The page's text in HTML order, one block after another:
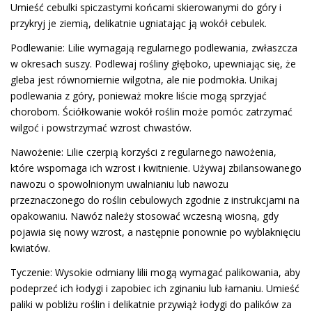
Umieść cebulki spiczastymi końcami skierowanymi do góry i
przykryj je ziemią, delikatnie ugniatając ją wokół cebulek.
Podlewanie: Lilie wymagają regularnego podlewania, zwłaszcza
w okresach suszy. Podlewaj rośliny głęboko, upewniając się, że
gleba jest równomiernie wilgotna, ale nie podmokła. Unikaj
podlewania z góry, ponieważ mokre liście mogą sprzyjać
chorobom. Ściółkowanie wokół roślin może pomóc zatrzymać
wilgoć i powstrzymać wzrost chwastów.
Nawożenie: Lilie czerpią korzyści z regularnego nawożenia,
które wspomaga ich wzrost i kwitnienie. Używaj zbilansowanego
nawozu o spowolnionym uwalnianiu lub nawozu
przeznaczonego do roślin cebulowych zgodnie z instrukcjami na
opakowaniu. Nawóz należy stosować wczesną wiosną, gdy
pojawia się nowy wzrost, a następnie ponownie po wyblaknięciu
kwiatów.
Tyczenie: Wysokie odmiany lilii mogą wymagać palikowania, aby
podeprzeć ich łodygi i zapobiec ich zginaniu lub łamaniu. Umieść
paliki w pobliżu roślin i delikatnie przywiąż łodygi do palików za